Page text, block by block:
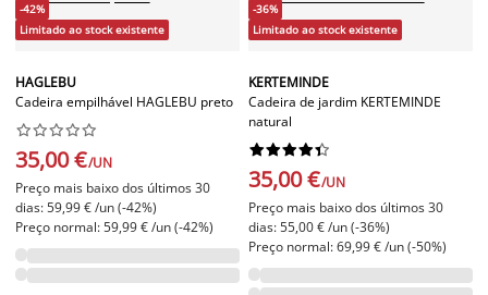
-42%
Limitado ao stock existente
HAGLEBU
Cadeira empilhável HAGLEBU preto






35,00 €/UN
Preço mais baixo dos últimos 30
dias: 59,99 € /un (-42%)
Preço normal: 59,99 € /un (-42%)
-36%
Limitado ao stock existente
KERTEMINDE
Cadeira de jardim KERTEMINDE
natural






35,00 €/UN
Preço mais baixo dos últimos 30
dias: 55,00 € /un (-36%)
Preço normal: 69,99 € /un (-50%)